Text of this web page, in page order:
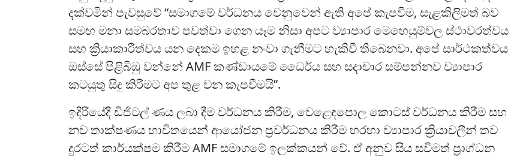
දක්වමින් පැවසුවේ “සමාගමේ වර්ධනය වෙනුවෙන් ඇති අපේ කැපවීම, සැළකිලිමත් බව
සමඟ මනා සමබරතාව පවත්වා ගෙන යෑම නිසා අපට ව්‍යාපාර මෙහෙයුම්වල ස්ථාවරත්වය
සහ ක්‍රියාකාරීත්වය යන දෙකම ඉහළ නංවා ගැනීමට හැකිවී තිබෙනවා. අපේ සාර්ථකත්වය
ඔස්සේ පිළිබිඹු වන්නේ AMF කණ්ඩායමේ ධෛර්ය සහ සදාචාර සම්පන්නව ව්‍යාපාර
කටයුතු සිදු කිරීමට අප තුළ වන කැපවීමයි”.
ඉදිරියේදී ඩිජිටල් ණය ලබා දීම වර්ධනය කිරීම, වෙළෙඳපොල කොටස් වර්ධනය කිරීම සහ
නව තාක්ෂණය භාවිතයෙන් ආයෝජන ප්‍රවර්ධනය කිරීම හරහා ව්‍යාපාර ක්‍රියාවලීන් තව
දුරටත් කාර්යක්ෂම කිරීම AMF සමාගමේ ඉලක්කයන් වේ. ඒ අනුව සිය සවිමත් ප්‍රාග්ධන